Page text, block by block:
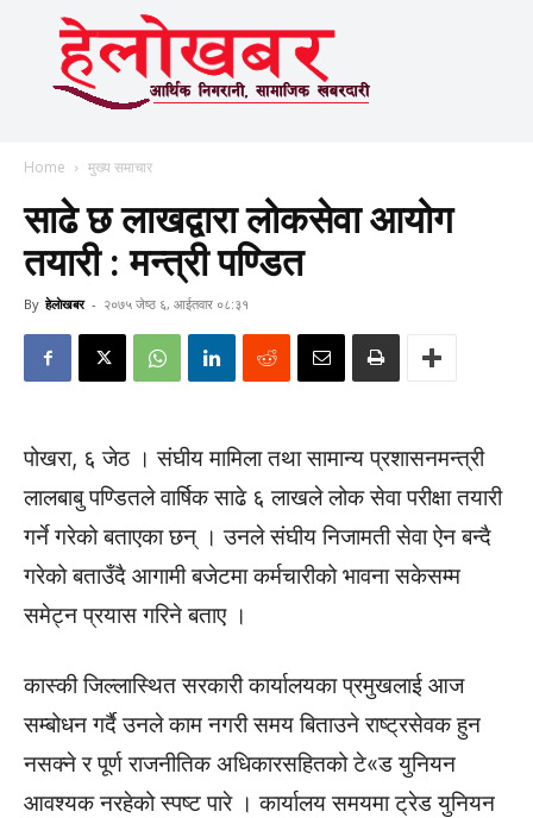
Home मुख्य समाचार
साढे छ लाखद्वारा लोकसेवा आयोग
तयारी : मन्त्री पण्डित
By हेलाेखबर - २०७५ जेष्ठ ६, आईतवार ०८:३१
पोखरा, ६ जेठ । संघीय मामिला तथा सामान्य प्रशासनमन्त्री
लालबाबु पण्डितले वार्षिक साढे ६ लाखले लोक सेवा परीक्षा तयारी
गर्ने गरेको बताएका छन् । उनले संघीय निजामती सेवा ऐन बन्दै
गरेको बताउँदै आगामी बजेटमा कर्मचारीको भावना सकेसम्म
समेट्न प्रयास गरिने बताए ।
कास्की जिल्लास्थित सरकारी कार्यालयका प्रमुखलाई आज
सम्बोधन गर्दै उनले काम नगरी समय बिताउने राष्ट्रसेवक हुन
नसक्ने र पूर्ण राजनीतिक अधिकारसहितको टे«ड युनियन
आवश्यक नरहेको स्पष्ट पारे । कार्यालय समयमा ट्रेड युनियन